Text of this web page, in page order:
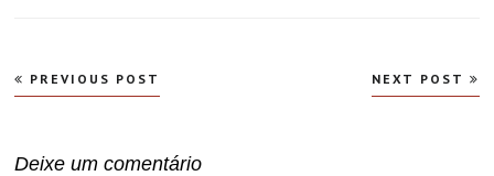
Navegação
de
PREVIOUS POST NEXT POST
Deixe um comentário